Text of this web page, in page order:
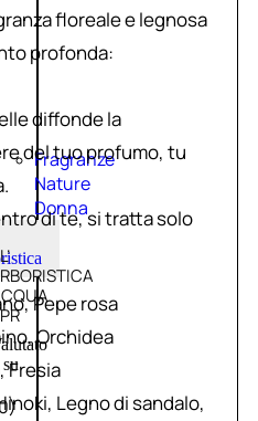
Fragranze
Nature
Donna
L’
floreale e legnosa
profonda:
diffonde la
del tuo profumo, tu
di te, si tratta solo
Pepe rosa
Orchidea
Fresia
Legno di sandalo,